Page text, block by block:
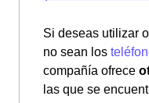
Si deseas utilizar
no sean los
compañía ofrece
las que se